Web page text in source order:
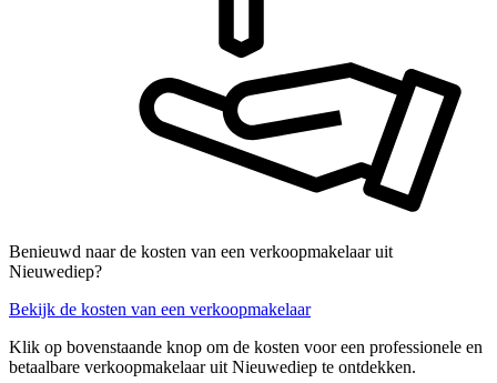
Benieuwd naar de kosten van een verkoopmakelaar uit
Nieuwediep?
Bekijk de kosten van een verkoopmakelaar
Klik op bovenstaande knop om de kosten voor een professionele en
betaalbare verkoopmakelaar uit Nieuwediep te ontdekken.